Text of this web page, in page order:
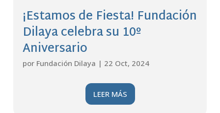
¡Estamos de Fiesta! Fundación
Dilaya celebra su 10º
Aniversario
por Fundación Dilaya | 22 Oct, 2024
LEER MÁS